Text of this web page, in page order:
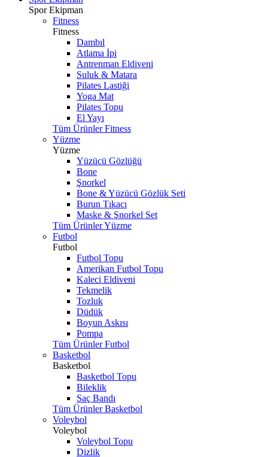
Spor Ekipman
Fitness
Fitness
Dambıl
Atlama İpi
Antrenman Eldiveni
Suluk & Matara
Pilates Lastiği
Yoga Mat
Pilates Topu
El Yayı
Tüm Ürünler Fitness
Yüzme
Yüzme
Yüzücü Gözlüğü
Bone
Şnorkel
Bone & Yüzücü Gözlük Seti
Burun Tıkacı
Maske & Şnorkel Set
Tüm Ürünler Yüzme
Futbol
Futbol
Futbol Topu
Amerikan Futbol Topu
Kaleci Eldiveni
Tekmelik
Tozluk
Düdük
Boyun Askısı
Pompa
Tüm Ürünler Futbol
Basketbol
Basketbol
Basketbol Topu
Bileklik
Saç Bandı
Tüm Ürünler Basketbol
Voleybol
Voleybol
Voleybol Topu
Dizlik